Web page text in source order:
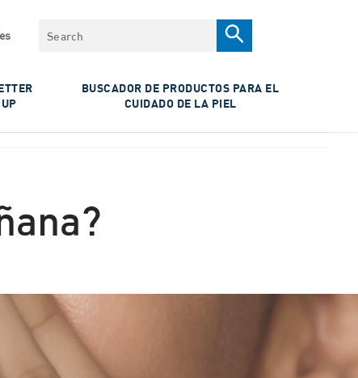
Search
BUSCADOR DE PRODUCTOS PARA EL
CUIDADO DE LA PIEL